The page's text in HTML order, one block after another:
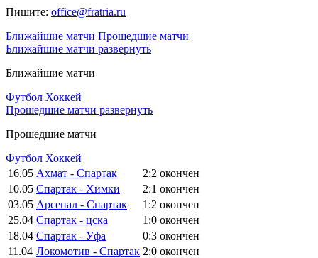
Пишите: office@fratria.ru
Ближайшие матчи Прошедшие матчи
Ближайшие матчи развернуть
Ближайшие матчи
Футбол Хоккей
Прошедшие матчи развернуть
Прошедшие матчи
Футбол Хоккей
16.05 Ахмат - Спартак 2:2 окончен
10.05 Спартак - Химки 2:1 окончен
03.05 Арсенал - Спартак 1:2 окончен
25.04 Спартак - цска 1:0 окончен
18.04 Спартак - Уфа 0:3 окончен
11.04 Локомотив - Спартак 2:0 окончен